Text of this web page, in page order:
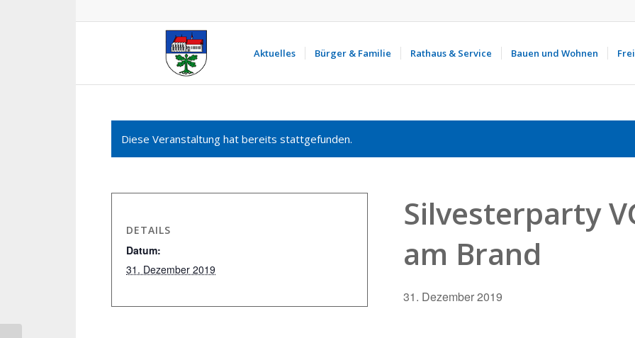
Aktuelles Bürger & Familie Rathaus & Service Bauen und Wohnen
Diese Veranstaltung hat bereits stattgefunden.
Silvesterparty
am Brand
31. Dezember 2019
DETAILS
Datum:
31. Dezember 2019